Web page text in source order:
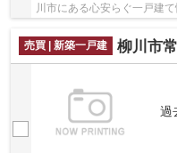
川市にある心安らぐ一戸建
産は西鉄大牟田線矢加部周
売買 | 新築一戸建
柳川市
過